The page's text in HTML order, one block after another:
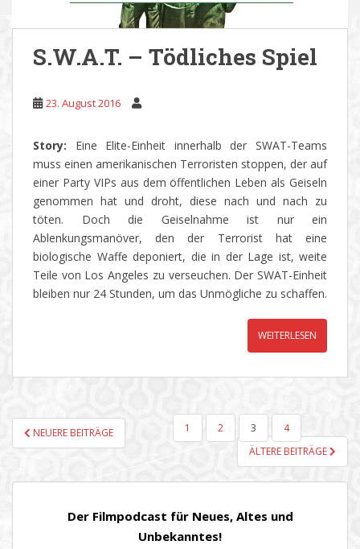
S.W.A.T. – Tödliches Spiel
23. August 2016
Story: Eine Elite-Einheit innerhalb der SWAT-Teams
muss einen amerikanischen Terroristen stoppen, der auf
einer Party VIPs aus dem öffentlichen Leben als Geiseln
genommen hat und droht, diese nach und nach zu
töten. Doch die Geiselnahme ist nur ein
Ablenkungsmanöver, den der Terrorist hat eine
biologische Waffe deponiert, die in der Lage ist, weite
Teile von Los Angeles zu verseuchen. Der SWAT-Einheit
bleiben nur 24 Stunden, um das Unmögliche zu schaffen.
WEITERLESEN
SEITENNUMMERIERUNG
DER
NEUERE BEITRÄGE 1 2 3
4
ÄLTERE BEITRÄGE
Der Filmpodcast für Neues, Altes und
Unbekanntes!